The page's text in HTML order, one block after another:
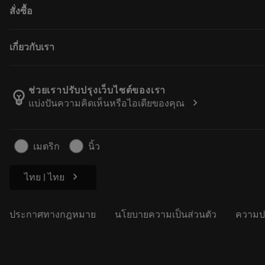
การปรับสภาพใหม่
ผู้จัดจำหน่ายและผู้เชี่ยวชาญ
เครื่องคิดเลขและแอป
สั่งซื้อ
สั่งซื้อ
ติดตามคำสั่งซื้อของคุณ
ทำใบเสนอราคา
เกี่ยวกับเรา
Manufacturing Wellness
อาชีพ
บทความ
สำหรับสื่อมวลชน
emoji_objects ช่วยเราปรับปรุงเว็บไซต์ของเรา
แบ่งปันความคิดเห็นหรือไอเดียของคุณ
chevron_right
เมตริก นิ้ว
ไทย | ไทย chevron_right
ประกาศทางกฎหมาย นโยบายความเป็นส่วนตัว ความ